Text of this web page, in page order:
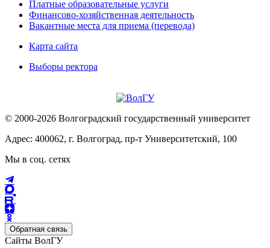
Платные образовательные услуги
Финансово-хозяйственная деятельность
Вакантные места для приема (перевода)
Карта сайта
Выборы ректора
© 2000-2026 Волгоградский государственный университет
Адрес: 400062, г. Волгоград, пр-т Университетский, 100
Мы в соц. сетях
Обратная связь
Сайты ВолГУ